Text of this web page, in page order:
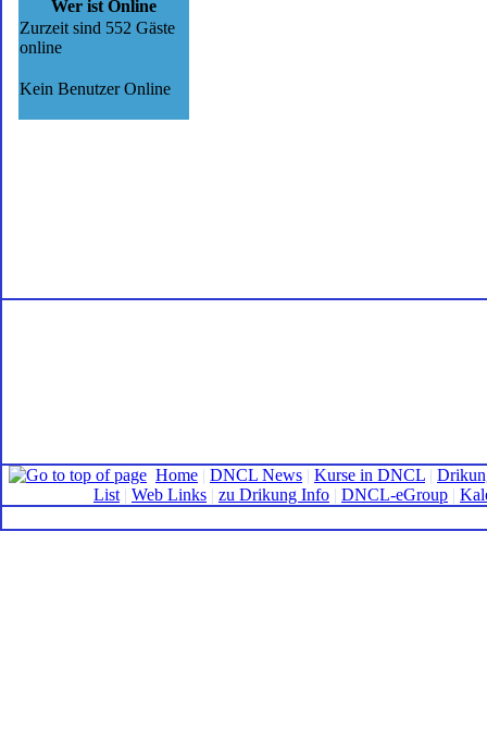
Wer ist Online
Zurzeit sind 552 Gäste
online
Kein Benutzer Online
Home | DNCL News | Kurse in DNCL |
List | Web Links | zu Drikung Info | DNCL-eGroup |